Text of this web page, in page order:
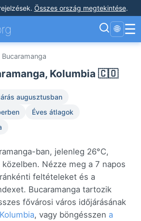
. Összes ország megtekintése.
🌐 ☰
Bucaramanga
Kolumbia 🇨🇴
augusztusban
Éves átlagok
ban, jelenleg 26°C,
Nézze meg a 7 napos
feltételeket és a
Bucaramanga tartozik
fővárosi város időjárásának
Kolumbia, vagy böngésszen a